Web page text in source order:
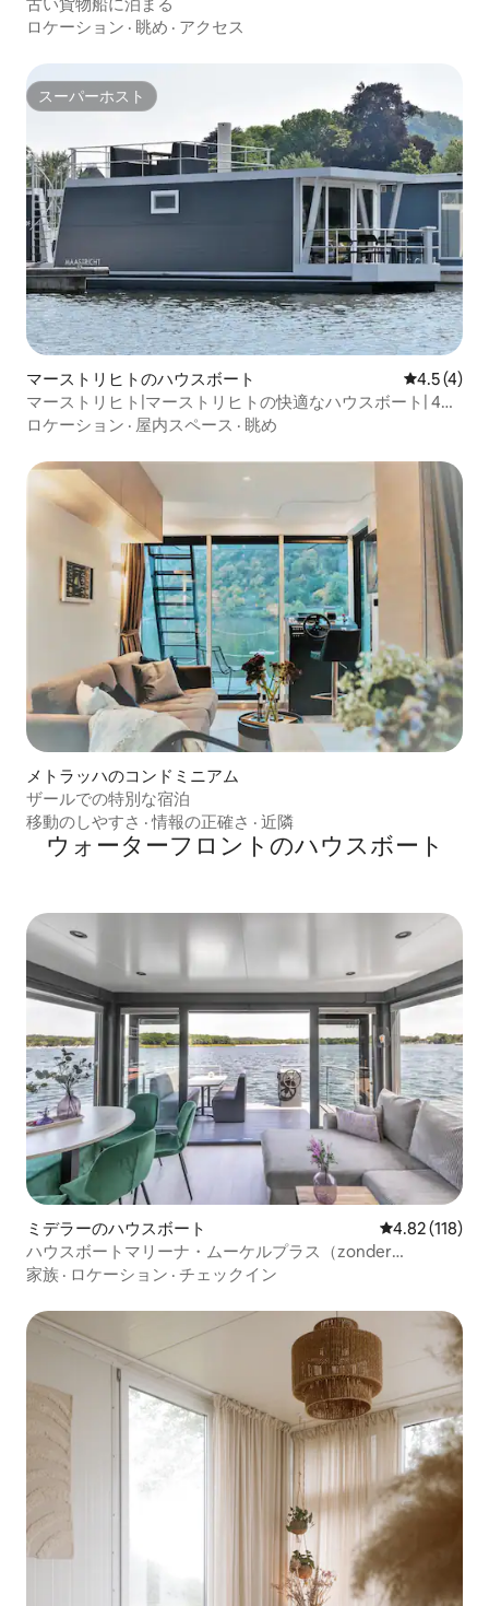
ロケーション · 眺め · アクセス
スーパーホスト
スーパーホスト
マーストリヒトのハウスボート レビュー4
4.5 (4)
マーストリヒト|マーストリヒトの快適なハウスボート| 4名
様
ロケーション · 屋内スペース · 眺め
メトラッハのコンドミニアム
ザールでの特別な宿泊
移動のしやすさ ·情報の正確さ · 近隣
ウォーターフロントのハウスボート
ミデラーのハウスボート レビュー118
4.82 (118)
ハウスボートマリーナ・ムーケルプラス（zonder
dakterras）
家族 · ロケーション · チェックイン